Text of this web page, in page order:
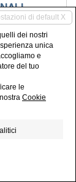
superficie
con
show-room
2.000 EUR
di default X
dei nostri
unica
e
del tuo
le
Cookie